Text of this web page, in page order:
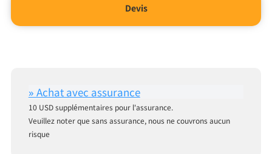
Devis
10 USD supplémentaires pour l'assurance.
Veuillez noter que sans assurance, nous ne couvrons aucun
risque